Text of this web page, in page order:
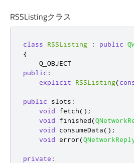
RSSListingクラス
class RSSListing : public
{
public :
explicit
RSSListing(
public slots :
void fetch();
void finished(
void consumeData();
void error(
private :